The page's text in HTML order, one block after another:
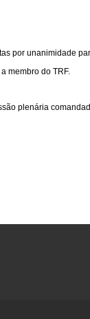
por unanimidade
membro do TRF.
plenária